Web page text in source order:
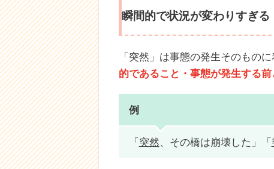
瞬間的で状況が変わりすぎる
「突然」は事態の発生そのもの
的であること・事態が発生する
例
「 突然、その橋は崩壊した」「